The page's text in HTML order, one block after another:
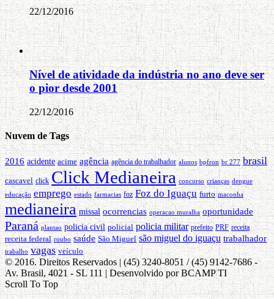
22/12/2016
Nível de atividade da indústria no ano deve ser
o pior desde 2001
22/12/2016
Nuvem de Tags
2016 acidente acime agência agência do trabalhador alunos bpfron br 277 brasil
cascavel click Click Medianeira concurso crianças dengue
educação emprego estado farmacias foz Foz do Iguaçu furto maconha
medianeira missal ocorrencias operacao muralha oportunidade
Paraná plantao policia civil policial policia militar prefeito PRF receita
receita federal roubo saúde São Miguel são miguel do iguaçu trabalhador
trabalho vagas veículo
© 2016. Direitos Reservados | (45) 3240-8051 / (45) 9142-7686 -
Av. Brasil, 4021 - SL 111 | Desenvolvido por BCAMP TI
Scroll To Top